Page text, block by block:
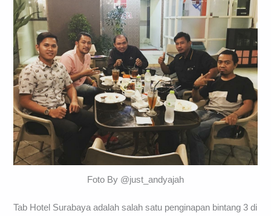
Foto By @just_andyajah
Tab Hotel Surabaya adalah salah satu penginapan bintang 3 di